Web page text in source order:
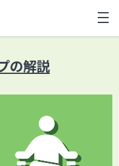
の解説